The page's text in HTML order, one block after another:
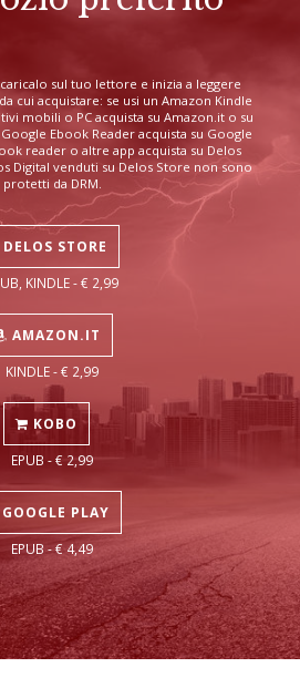
sul tuo lettore e inizia a leggere
cui acquistare: se usi un Amazon Kindle
mobili o PC acquista su Amazon.it o su
Ebook Reader acquista su Google
reader o altre app acquista su Delos
Digital venduti su Delos Store non sono
protetti da DRM.
DELOS STORE
KINDLE - € 2,99
AMAZON.IT
KINDLE - € 2,99
KOBO
EPUB - € 2,99
GOOGLE PLAY
EPUB - € 4,49